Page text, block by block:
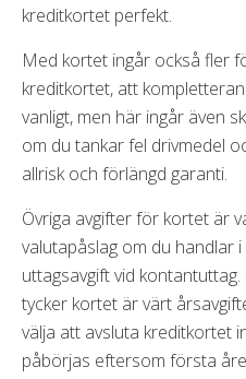
kreditkortet perfekt.
Med kortet ingår också fler
kreditkortet, att
vanligt, men här ingår även
om du tankar fel drivmedel
allrisk och förlängd garanti.
Övriga avgifter för kortet är
valutapåslag om du handlar
uttagsavgift vid
tycker kortet är värt
välja att avsluta kreditkortet
påbörjas eftersom första